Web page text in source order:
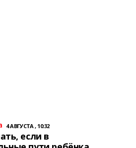
4 АВГУСТА , 10:32
если в